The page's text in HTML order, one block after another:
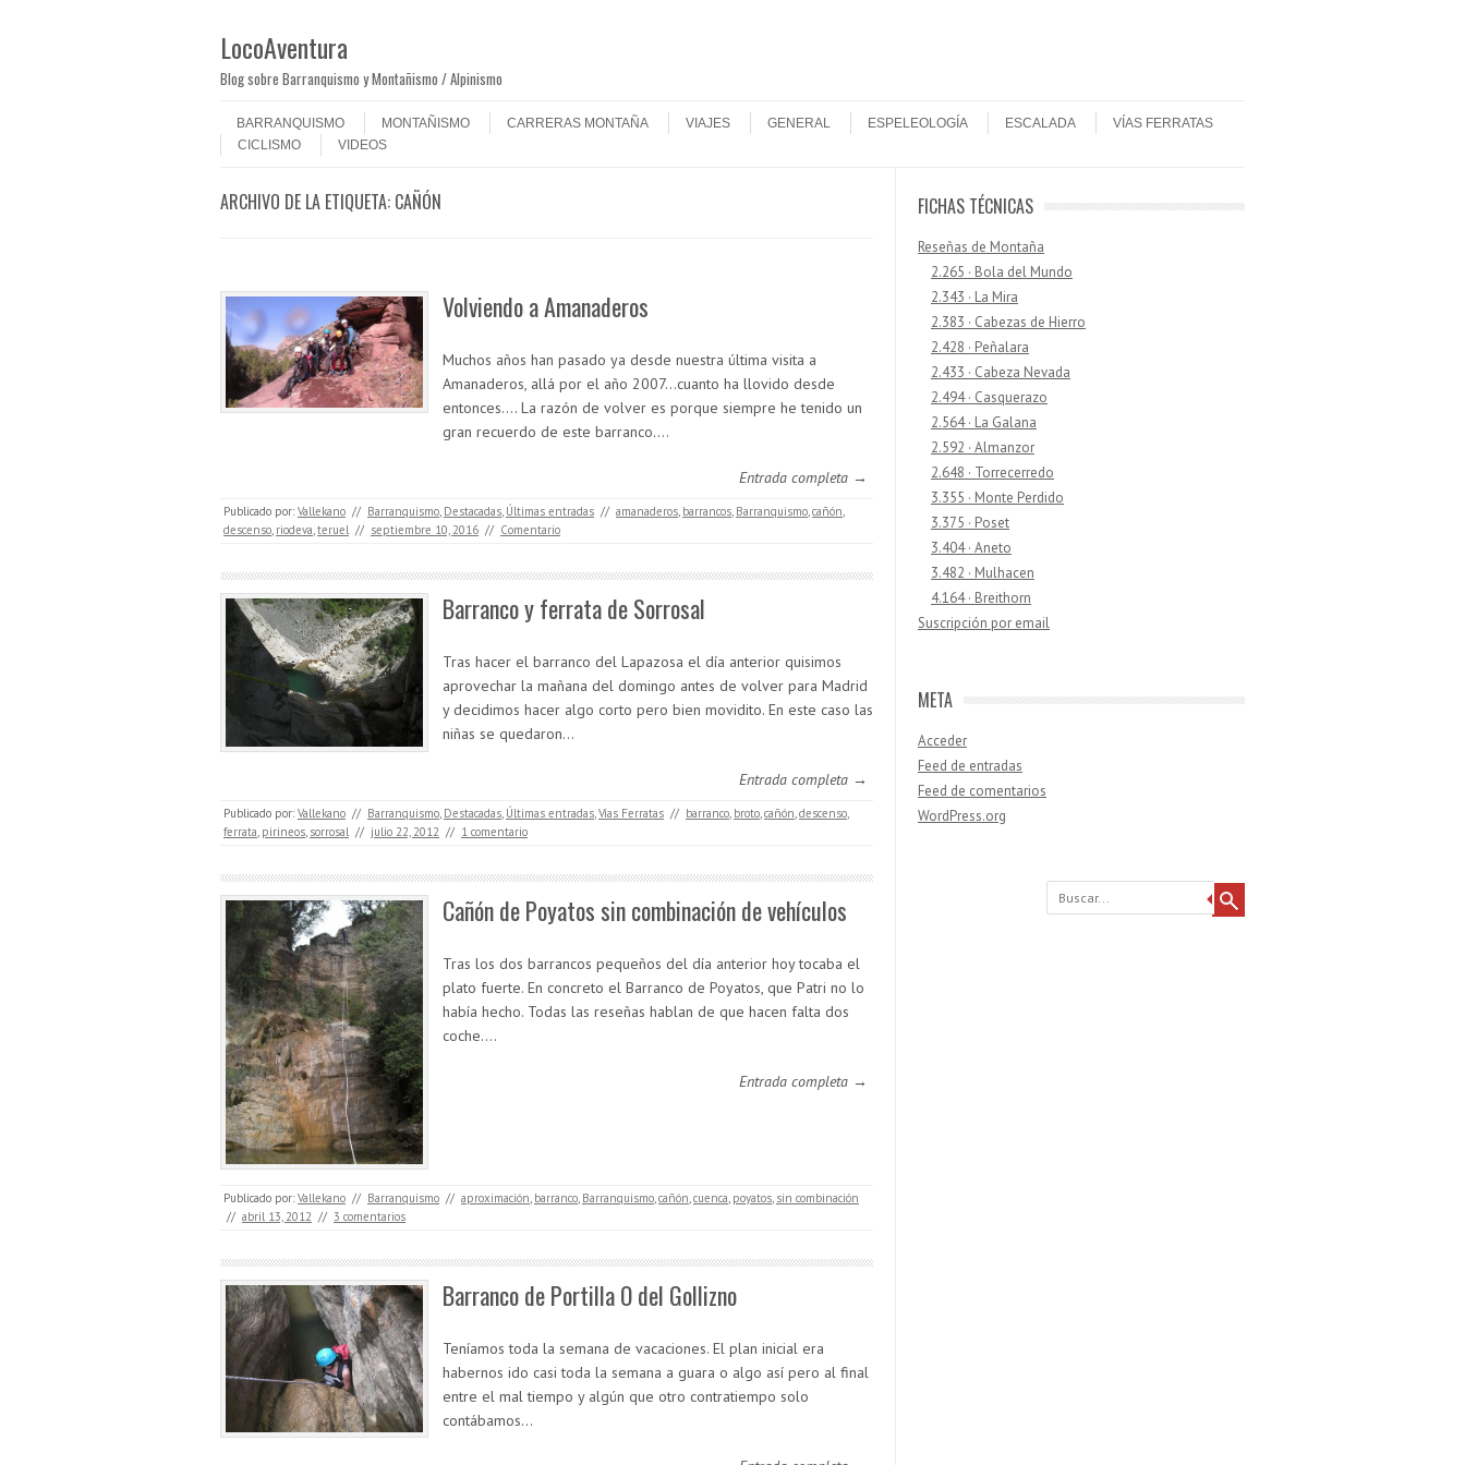
LocoAventura
Blog sobre Barranquismo y Montañismo / Alpinismo
Menú
BARRANQUISMO
MONTAÑISMO CARRERAS MONTAÑA VIAJES GENERAL ESPELEOLOGÍA ESCALADA
VÍAS FERRATAS
CICLISMO
VIDEOS
ARCHIVO DE LA ETIQUETA: CAÑÓN
Volviendo a Amanaderos
Muchos años han pasado ya desde nuestra última visita a
Amanaderos, allá por el año 2007…cuanto ha llovido desde
entonces…. La razón de volver es porque siempre he tenido un
gran recuerdo de este barranco.…
Entrada completa →
Publicado por: Vallekano // Barranquismo, Destacadas, Últimas entradas // amanaderos, barrancos, Barranquismo,cañón,
descenso, riodeva,teruel // septiembre 10, 2016 // Comentario
Barranco y ferrata de Sorrosal
Tras hacer el barranco del Lapazosa el día anterior quisimos
aprovechar la mañana del domingo antes de volver para Madrid
y decidimos hacer algo corto pero bien movidito. En este caso las
niñas se quedaron…
Entrada completa →
Publicado por: Vallekano // Barranquismo, Destacadas, Últimas entradas,Vías Ferratas // barranco, broto,cañón,descenso,
ferrata, pirineos, sorrosal // julio 22, 2012 // 1 comentario
Cañón de Poyatos sin combinación de vehículos
Tras los dos barrancos pequeños del día anterior hoy tocaba el
plato fuerte. En concreto el Barranco de Poyatos, que Patri no lo
había hecho. Todas las reseñas hablan de que hacen falta dos
coche.…
Entrada completa →
Publicado por: Vallekano // Barranquismo // aproximación barranco Barranquismo cañón cuenca poyatos sin combinación
// abril 13, 2012 // 3 comentarios
Barranco de Portilla O del Gollizno
Teníamos toda la semana de vacaciones. El plan inicial era
habernos ido casi toda la semana a guara o algo así pero al final
entre el mal tiempo y algún que otro contratiempo solo
contábamos…
FICHAS TÉCNICAS
Reseñas de Montaña
2.265 · Bola del Mundo
2.343 · La Mira
2.383 · Cabezas de Hierro
2.428 · Peñalara
2.433 · Cabeza Nevada
2.494 · Casquerazo
2.564 · La Galana
2.592 · Almanzor
2.648 · Torrecerredo
3.355 · Monte Perdido
3.375 · Poset
3.404 · Aneto
3.482 · Mulhacen
4.164 · Breithorn
Suscripción por email
META
Acceder
Feed de entradas
Feed de comentarios
WordPress.org